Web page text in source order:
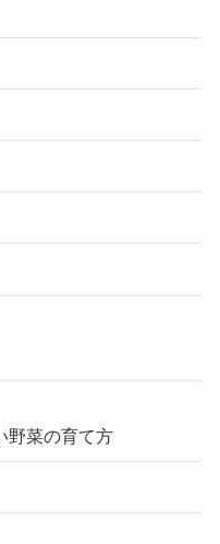
野菜の育て方